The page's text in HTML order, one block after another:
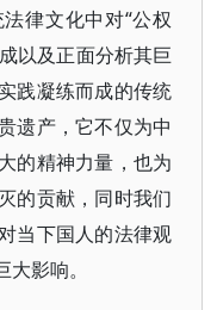
律文化中对“公权
以及正面分析其巨
践凝练而成的传统
遗产，它不仅为中
的精神力量，也为
的贡献，同时我们
当下国人的法律观
影响。